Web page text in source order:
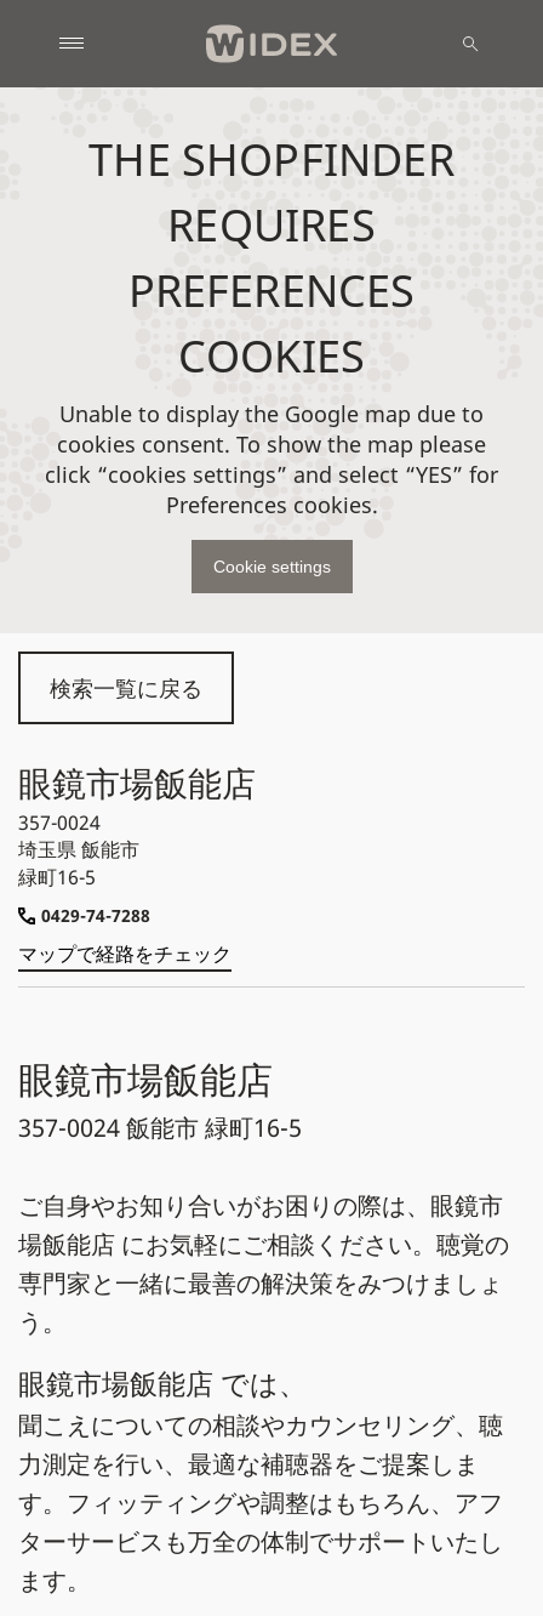
検索一覧に戻る
眼鏡市場飯能店
357-0024
埼玉県飯能市
緑町16-5
0429-74-7288
マップで経路をチェック
眼鏡市場飯能店
357-0024 飯能市 緑町16-5
ご自身やお知り合いがお困りの際は、眼鏡市
場飯能店 にお気軽にご相談ください。聴覚の
専門家と一緒に最善の解決策をみつけましょ
う。
眼鏡市場飯能店 では、
聞こえについての相談やカウンセリング、聴
力測定を行い、最適な補聴器をご提案しま
す。フィッティングや調整はもちろん、アフ
ターサービスも万全の体制でサポートいたし
ます。
THE SHOPFINDER
REQUIRES
PREFERENCES
COOKIES
Unable to display the Google map due to
cookies consent. To show the map please
click “cookies settings” and select “YES” for
Preferences cookies.
Cookie settings